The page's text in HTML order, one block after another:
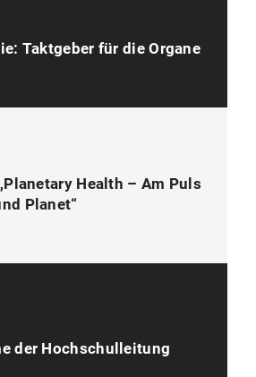
Taktgeber für die Organe
Health – Am Puls
Planet“
der Hochschulleitung